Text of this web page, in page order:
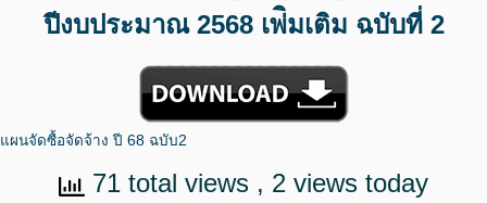
ปีงบประมาณ 2568 เพ่ิมเติม ฉบับที่ 2
แผนจัดซื้อจัดจ้าง ปี 68 ฉบับ2
71 total views , 2 views today